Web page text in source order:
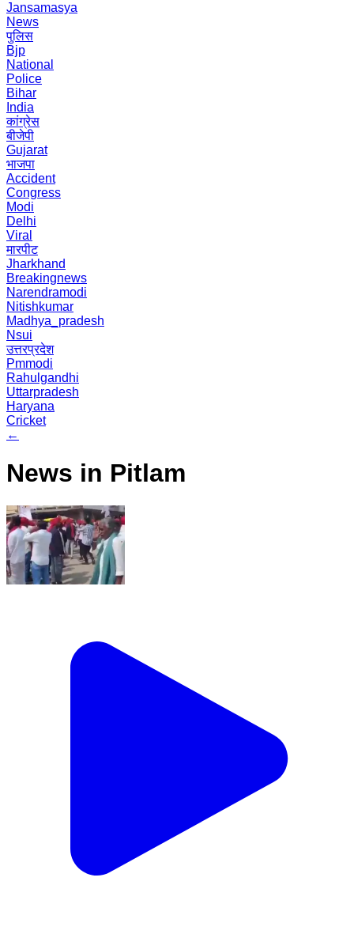
Jansamasya
News
पुलिस
Bjp
National
Police
Bihar
India
कांग्रेस
बीजेपी
Gujarat
भाजपा
Accident
Congress
Modi
Delhi
Viral
मारपीट
Jharkhand
Breakingnews
Narendramodi
Nitishkumar
Madhya_pradesh
Nsui
उत्तरप्रदेश
Pmmodi
Rahulgandhi
Uttarpradesh
Haryana
Cricket
←
News in Pitlam